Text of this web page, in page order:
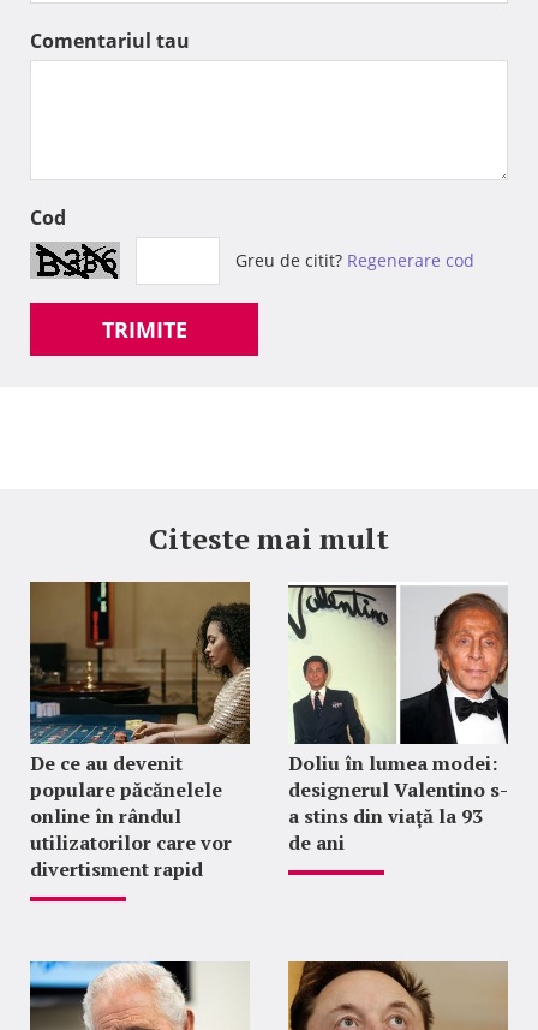
Comentariul tau
Cod
Greu de citit? Regenerare cod
TRIMITE
Citeste mai mult
De ce au devenit
populare păcănelele
online în rândul
utilizatorilor care vor
divertisment rapid
Doliu în lumea modei:
designerul Valentino s-
a stins din viață la 93
de ani